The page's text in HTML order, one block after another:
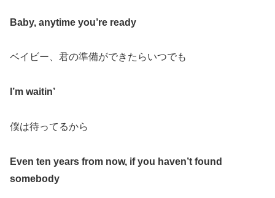
Baby, anytime you’re ready
ベイビー、君の準備ができたらいつでも
I’m waitin’
僕は待ってるから
Even ten years from now, if you haven’t found
somebody